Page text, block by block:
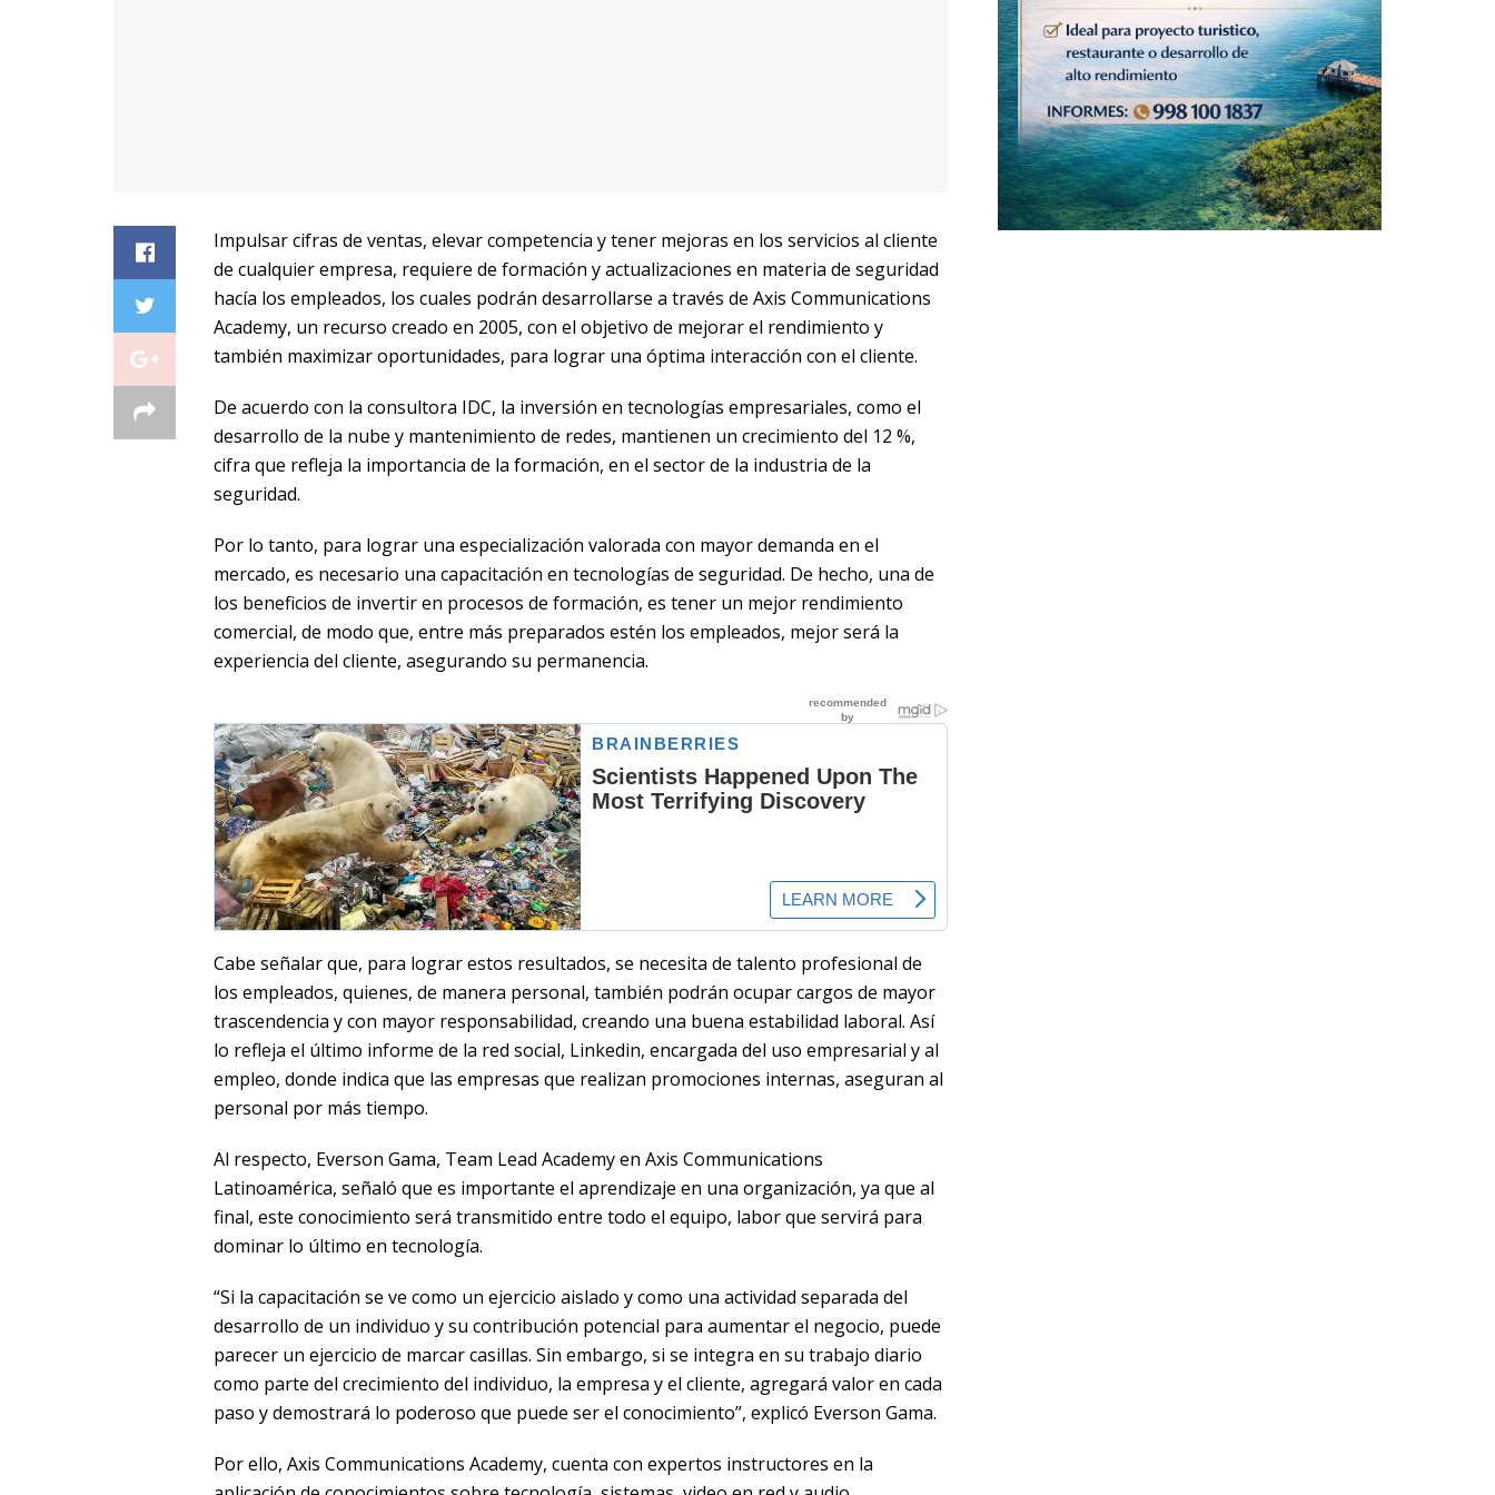
Impulsar cifras de ventas, elevar competencia y tener mejoras en los servicios al cliente
de cualquier empresa, requiere de formación y actualizaciones en materia de seguridad
hacía los empleados, los cuales podrán desarrollarse a través de Axis Communications
Academy, un recurso creado en 2005, con el objetivo de mejorar el rendimiento y
también maximizar oportunidades, para lograr una óptima interacción con el cliente.
De acuerdo con la consultora IDC, la inversión en tecnologías empresariales, como el
desarrollo de la nube y mantenimiento de redes, mantienen un crecimiento del 12 %,
cifra que refleja la importancia de la formación, en el sector de la industria de la
seguridad.
Por lo tanto, para lograr una especialización valorada con mayor demanda en el
mercado, es necesario una capacitación en tecnologías de seguridad. De hecho, una de
los beneficios de invertir en procesos de formación, es tener un mejor rendimiento
comercial, de modo que, entre más preparados estén los empleados, mejor será la
experiencia del cliente, asegurando su permanencia.
Cabe señalar que, para lograr estos resultados, se necesita de talento profesional de
los empleados, quienes, de manera personal, también podrán ocupar cargos de mayor
trascendencia y con mayor responsabilidad, creando una buena estabilidad laboral. Así
lo refleja el último informe de la red social, Linkedin, encargada del uso empresarial y al
empleo, donde indica que las empresas que realizan promociones internas, aseguran al
personal por más tiempo.
Al respecto, Everson Gama, Team Lead Academy en Axis Communications
Latinoamérica, señaló que es importante el aprendizaje en una organización, ya que al
final, este conocimiento será transmitido entre todo el equipo, labor que servirá para
dominar lo último en tecnología.
“Si la capacitación se ve como un ejercicio aislado y como una actividad separada del
desarrollo de un individuo y su contribución potencial para aumentar el negocio, puede
parecer un ejercicio de marcar casillas. Sin embargo, si se integra en su trabajo diario
como parte del crecimiento del individuo, la empresa y el cliente, agregará valor en cada
paso y demostrará lo poderoso que puede ser el conocimiento”, explicó Everson Gama.
Por ello, Axis Communications Academy, cuenta con expertos instructores en la